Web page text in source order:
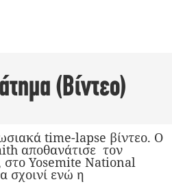
(Βίντεο)
time-lapse βίντεο. Ο
αποθανάτισε τον
στο Yosemite National
σχοινί ενώ η